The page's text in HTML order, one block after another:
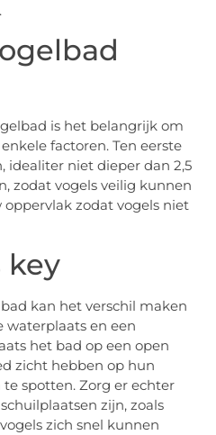
is het belangrijk om
factoren. Ten eerste
idealiter niet dieper dan 2,5
zodat vogels veilig kunnen
oppervlak zodat vogels niet
key
kan het verschil maken
waterplaats en een
het bad op een open
zicht hebben op hun
spotten. Zorg er echter
zijn, zoals
zich snel kunnen